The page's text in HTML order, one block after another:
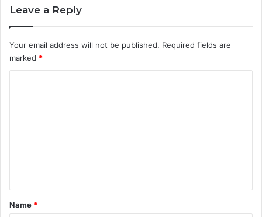
Leave a Reply
Your email address will not be published. Required fields are
marked *
*
Name *